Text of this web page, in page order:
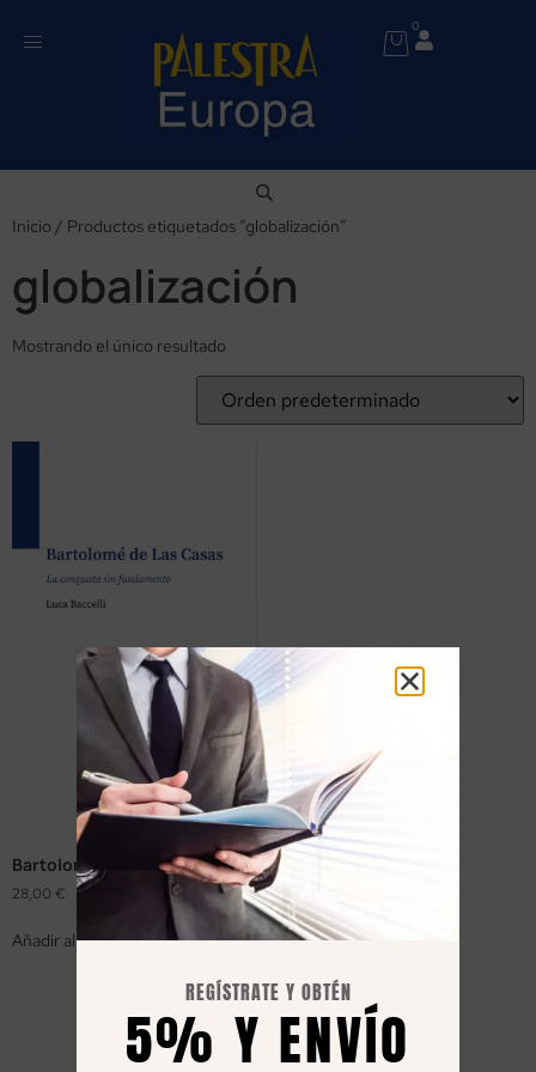
0
Inicio / Productos etiquetados “globalización”
globalización
Mostrando el único resultado
Bartolomé de Las Casas
28,00 €
Añadir al carrito
REGÍSTRATE Y OBTÉN
5% Y ENVÍO